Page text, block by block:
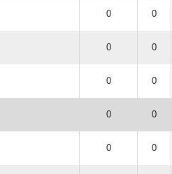
0 0
0 0
0 0
0 0
0 0